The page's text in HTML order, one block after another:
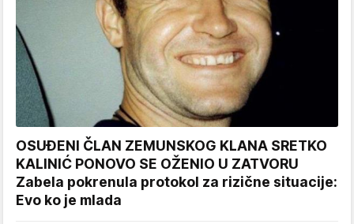
OSUĐENI ČLAN ZEMUNSKOG KLANA SRETKO
KALINIĆ PONOVO SE OŽENIO U ZATVORU
Zabela pokrenula protokol za rizične situacije:
Evo ko je mlada